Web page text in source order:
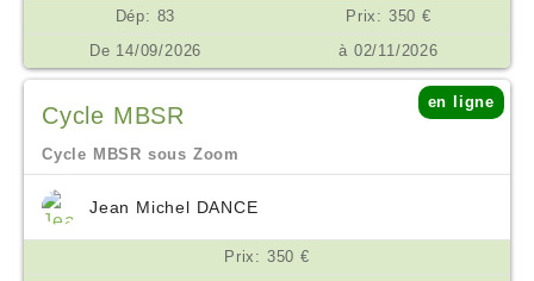
Dép: 83
Prix: 350 €
De 14/09/2026
à 02/11/2026
Cycle MBSR
en ligne
Cycle MBSR sous Zoom
Jean Michel DANCE
Prix: 350 €